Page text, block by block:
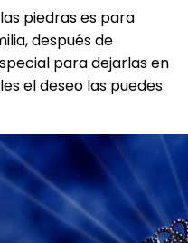
piedras es para
después de
para dejarlas en
el deseo las puedes